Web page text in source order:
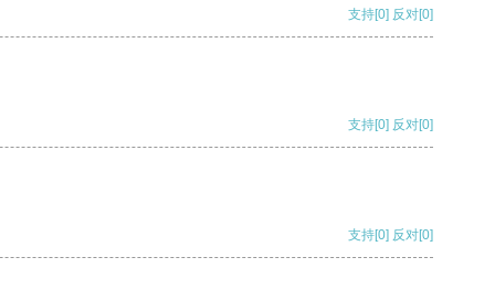
支持[0] 反对[0]
支持[0] 反对[0]
支持[0] 反对[0]